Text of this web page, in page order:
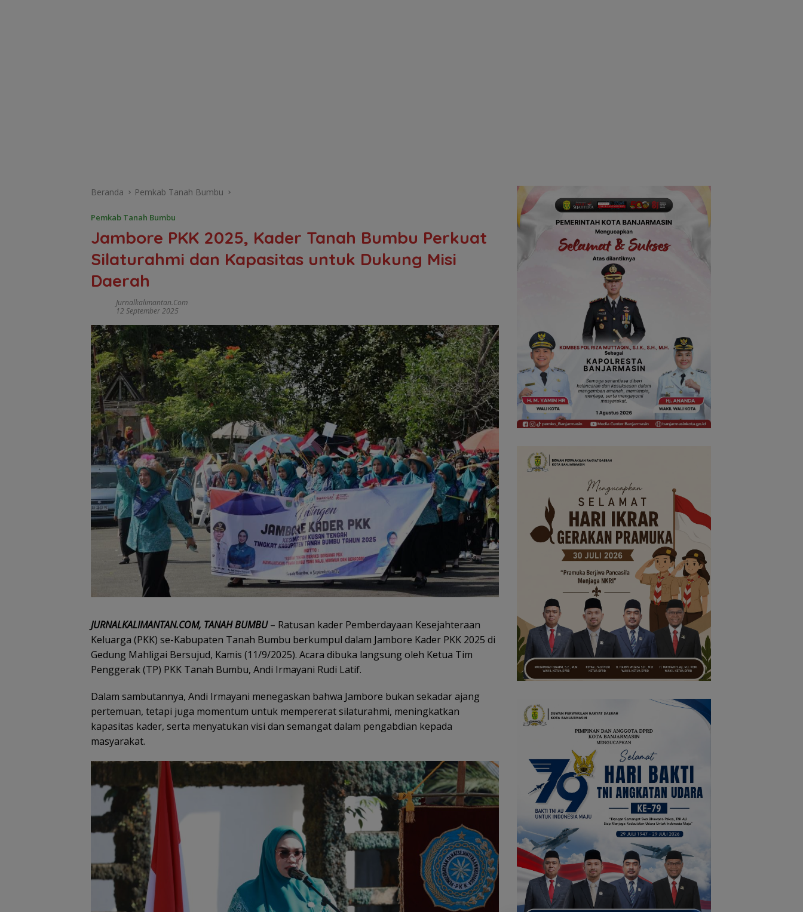
Beranda Pemkab Tanah Bumbu
Pemkab Tanah Bumbu
Jambore PKK 2025, Kader Tanah Bumbu Perkuat
Silaturahmi dan Kapasitas untuk Dukung Misi
Daerah
Jurnalkalimantan.com
12 September 2025
JURNALKALIMANTAN.COM, TANAH BUMBU– Ratusan kader Pemberdayaan Kesejahteraan
Keluarga (PKK) se-Kabupaten Tanah Bumbu berkumpul dalam Jambore Kader PKK 2025 di
Gedung Mahligai Bersujud, Kamis (11/9/2025). Acara dibuka langsung oleh Ketua Tim
Penggerak (TP) PKK Tanah Bumbu, Andi Irmayani Rudi Latif.
Dalam sambutannya, Andi Irmayani menegaskan bahwa Jambore bukan sekadar ajang
pertemuan, tetapi juga momentum untuk mempererat silaturahmi, meningkatkan
kapasitas kader, serta menyatukan visi dan semangat dalam pengabdian kepada
masyarakat.